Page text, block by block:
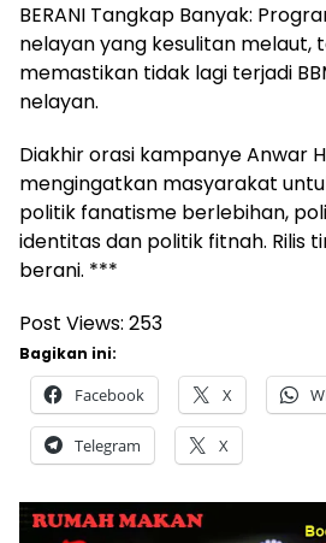
BERANI Tangkap Banyak:
nelayan yang kesulitan melaut,
memastikan tidak lagi terjadi
nelayan.
Diakhir orasi kampanye Anwar
mengingatkan masyarakat
politik fanatisme berlebihan,
identitas dan politik fitnah. Rilis
berani. ***
Post Views: 253
Bagikan ini:
Facebook X
Telegram X